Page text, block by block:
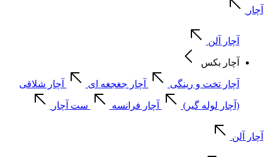
آچار
آچار آلن
آچار بکس
آچار تخت و رینگی آچار جغجغه ای آچار شلاقی
(آچار لوله گیر) آچار فرانسه ست آچار
آچار آلن